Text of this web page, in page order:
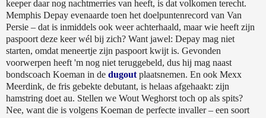
keeper daar nog nachtmerries van heeft, is dat volkomen terecht.
Memphis Depay evenaarde toen het doelpuntenrecord van Van
Persie – dat is inmiddels ook weer achterhaald, maar wie heeft zijn
paspoort deze keer wél bij zich? Want jawel: Depay mag niet
starten, omdat meneertje zijn paspoort kwijt is. Gevonden
voorwerpen heeft 'm nog niet teruggebeld, dus hij mag naast
bondscoach Koeman in de dugout plaatsnemen. En ook Mexx
Meerdink, de fris gebekte debutant, is helaas afgehaakt: zijn
hamstring doet au. Stellen we Wout Weghorst toch op als spits?
Nee, want die is volgens Koeman de perfecte invaller – een soort